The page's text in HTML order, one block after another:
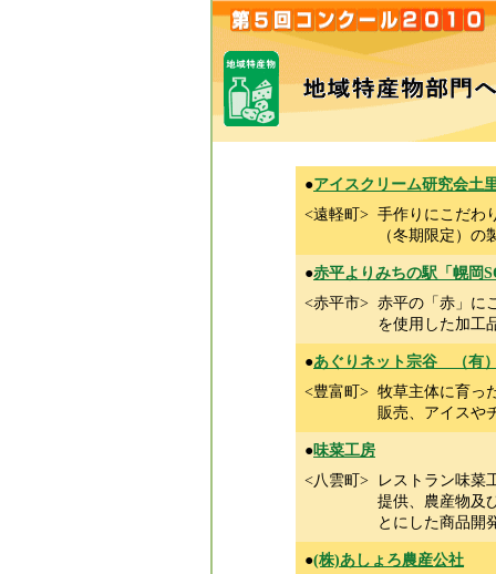
●アイスクリーム研究会土
<遠軽町> 手作りにこだわ
（冬期限定）の
●赤平よりみちの駅「幌岡
<赤平市> 赤平の「赤」に
を使用した加工
●あぐりネット宗谷 （有
<豊富町> 牧草主体に育っ
販売、アイスや
●味菜工房
<八雲町>
レストラン味菜
提供、農産物及
とにした商品開
●(株)あしょろ農産公社